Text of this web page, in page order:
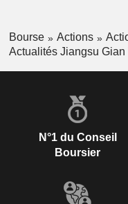
Bourse Actions
Actualités Jiangsu Gian
N°1 du Conseil
Boursier